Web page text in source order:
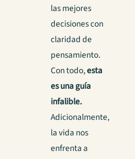
las mejores
decisiones con
claridad de
pensamiento.
Con todo,esta
es una guía
infalible.
Adicionalmente,
la vida nos
enfrenta a